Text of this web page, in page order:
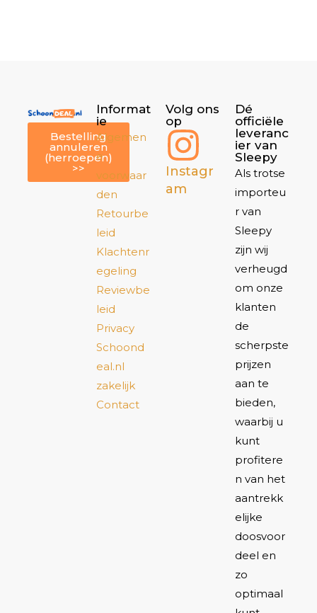
Bestelling
annuleren
(herroepen)
>>
Informat
ie
Algemen
e
voorwaar
den
Retourbe
leid
Klachtenr
egeling
Reviewbe
leid
Privacy
Schoond
eal.nl
zakelijk
Contact
Volg ons
op
Instagr
am
Dé
officiële
leveranc
ier van
Sleepy
Als trotse
importeu
r van
Sleepy
zijn wij
verheugd
om onze
klanten
de
scherpste
prijzen
aan te
bieden,
waarbij u
kunt
profitere
n van het
aantrekk
elijke
doosvoor
deel en
zo
optimaal